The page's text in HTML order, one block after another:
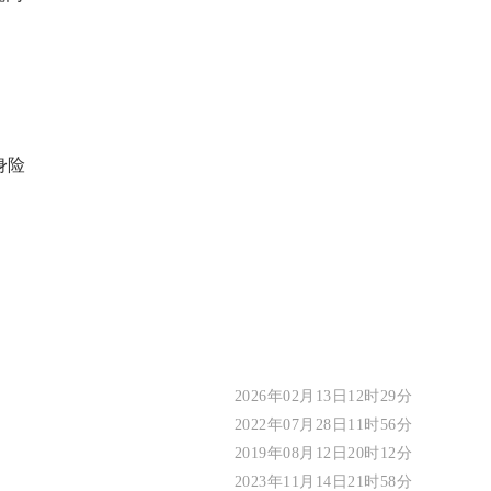
险
2026年02月13日12时29分
2022年07月28日11时56分
2019年08月12日20时12分
2023年11月14日21时58分